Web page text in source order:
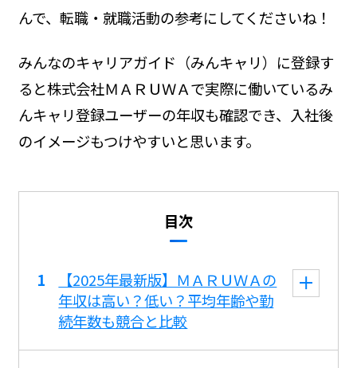
んで、転職・就職活動の参考にしてくださいね！
みんなのキャリアガイド（みんキャリ）に登録す
ると株式会社ＭＡＲＵＷＡで実際に働いているみ
んキャリ登録ユーザーの年収も確認でき、入社後
のイメージもつけやすいと思います。
目次
【2025年最新版】ＭＡＲＵＷＡの
年収は高い？低い？平均年齢や勤
続年数も競合と比較